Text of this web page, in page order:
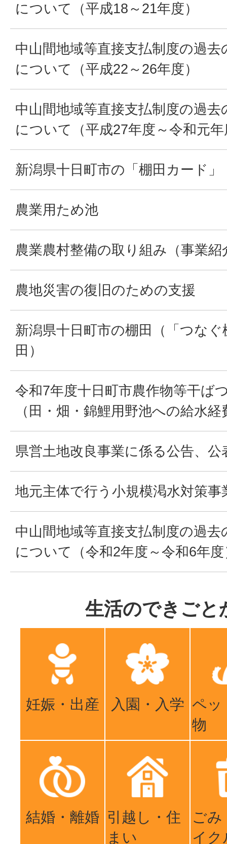
について（平成18～21年度）
中山間地域等直接支払制度の過去
について（平成22～26年度）
中山間地域等直接支払制度の過去
について（平成27年度～令和元
新潟県十日町市の「棚田カード」
農業用ため池
農業農村整備の取り組み（事業紹
農地災害の復旧のための支援
新潟県十日町市の棚田（「つな
田）
令和7年度十日町市農作物等干ば
（田・畑・錦鯉用野池への給水経
県営土地改良事業に係る公告、公
地元主体で行う小規模渇水対策事
中山間地域等直接支払制度の過去
について（令和2年度～令和6年度
生活のできごと
妊娠・出産 入園・入学 ペッ
物
結婚・離婚 引越し・住
まい
ごみ
イク